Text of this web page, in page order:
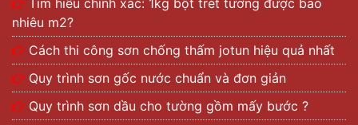
Tìm hiểu chính xác: 1kg bột trét tường được bao
nhiêu m2?
Cách thi công sơn chống thấm jotun hiệu quả nhất
Quy trình sơn gốc nước chuẩn và đơn giản
Quy trình sơn dầu cho tường gồm mấy bước ?